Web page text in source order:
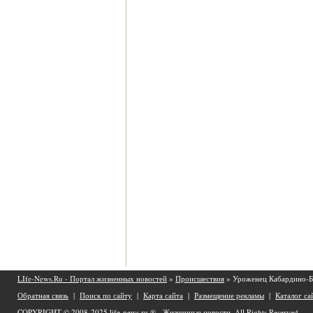
LIfe-News.Ru - Портал жизненных новостей » Происшествия » Уроженец Кабардино-
Обратная связь | Поиск по сайту | Карта сайта | Размещение рекламы | Каталог